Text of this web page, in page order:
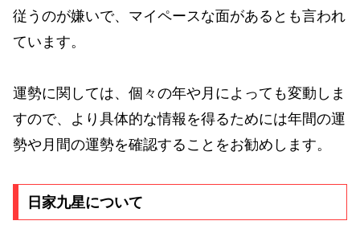
従うのが嫌いで、マイペースな面があるとも言われ
ています。
運勢に関しては、個々の年や月によっても変動しま
すので、より具体的な情報を得るためには年間の運
勢や月間の運勢を確認することをお勧めします。
日家九星について